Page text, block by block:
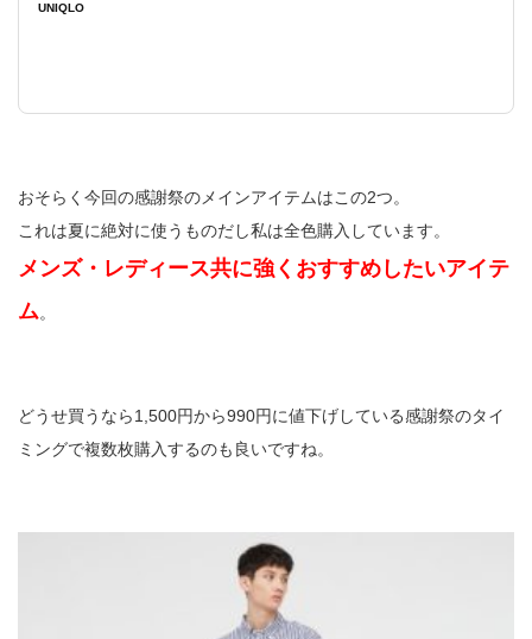
UNIQLO
おそらく今回の感謝祭のメインアイテムはこの2つ。
これは夏に絶対に使うものだし私は全色購入しています。
メンズ・レディース共に強くおすすめしたいアイテ
ム。
どうせ買うなら1,500円から990円に値下げしている感謝祭のタイ
ミングで複数枚購入するのも良いですね。